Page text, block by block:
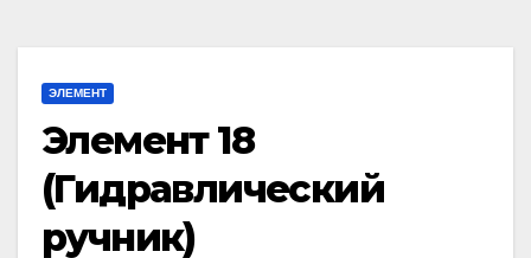
ЭЛЕМЕНТ
Элемент 18
(Гидравлический
ручник)